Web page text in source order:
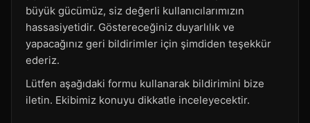
büyük gücümüz, siz değerli kullanıcılarımızın
hassasiyetidir. Göstereceğiniz duyarlılık ve
yapacağınız geri bildirimler için şimdiden teşekkür
ederiz.
Lütfen aşağıdaki formu kullanarak bildirimini bize
iletin. Ekibimiz konuyu dikkatle inceleyecektir.